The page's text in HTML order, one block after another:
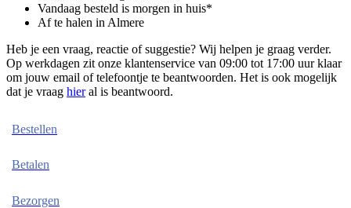
Vandaag besteld is morgen in huis*
Af te halen in Almere
Heb je een vraag, reactie of suggestie? Wij helpen je graag verder.
Op werkdagen zit onze klantenservice van 09:00 tot 17:00 uur klaar
om jouw email of telefoontje te beantwoorden. Het is ook mogelijk
dat je vraag hieral is beantwoord.
Bestellen
Betalen
Bezorgen